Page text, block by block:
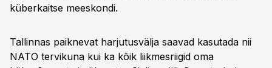
küberkaitse meeskondi.
Tallinnas paiknevat harjutusvälja saavad kasutada nii
NATO tervikuna kui ka kõik liikmesriigid oma